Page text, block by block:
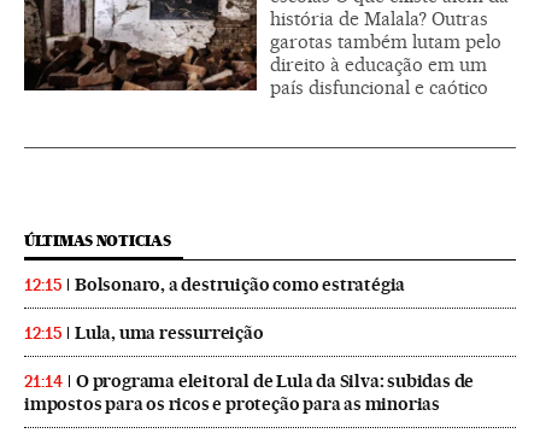
história de Malala? Outras
garotas também lutam pelo
direito à educação em um
país disfuncional e caótico
ÚLTIMAS NOTICIAS
12:15 Bolsonaro, a destruição como estratégia
12:15 Lula, uma ressurreição
21:14
O programa eleitoral de Lula da Silva: subidas de
impostos para os ricos e proteção para as minorias